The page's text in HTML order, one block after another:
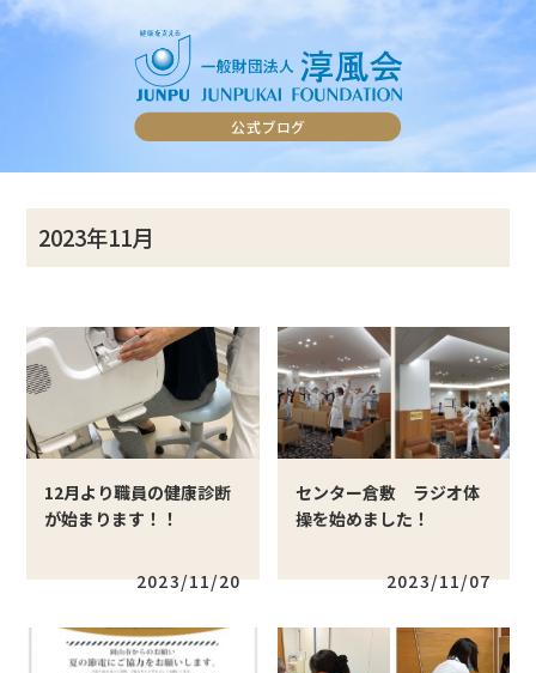
2023年11月
12月より職員の健康診断
が始まります！！
2023/11/20
センター倉敷 ラジオ体
操を始めました！
2023/11/07